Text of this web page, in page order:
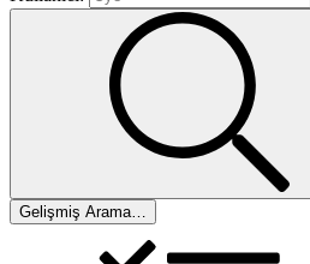
Gelişmiş Arama…